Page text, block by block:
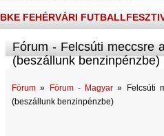
FEHÉRVÁRI
Fórum - Felcsúti meccsre
(beszállunk benzinpénzbe)
Fórum » Fórum - Magyar » Felcsúti
(beszállunk benzinpénzbe)